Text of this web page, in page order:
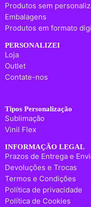
Produtos sem
Embalagens
Produtos em formato
PERSONALIZEI
Loja
Outlet
Contate-nos
Tipos Personalização
Sublimação
Vinil Flex
INFORMAÇÃO LEGAL
Prazos de Entrega e
Devoluções e Trocas
Termos e Condições
Política de privacidade
Política de Cookies